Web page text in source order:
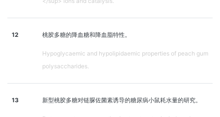
12 桃胶多糖的降血糖和降血脂特性。
Hypoglycaemic and hypolipidaemic properties of peach gum
polysaccharides.
13 新型桃胶多糖对链脲佐菌素诱导的糖尿病小鼠耗水量的研究。